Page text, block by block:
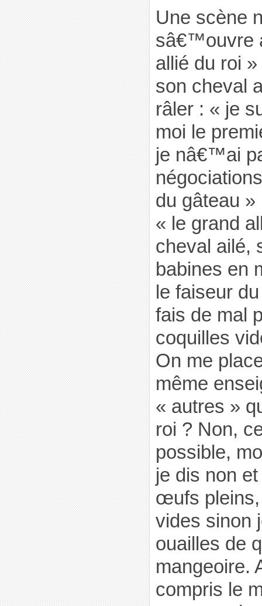
Une scène
sâ€™ouvre
allié du roi
son cheval
râler : « je
moi le
je nâ€™ai
du gâteau
« le grand
cheval ailé,
babines en
le faiseur
fais de mal
coquilles
On me
même
« autres »
roi ? Non,
possible,
je dis non
œufs pleins,
vides sinon
ouailles de
mangeoire.
compris le